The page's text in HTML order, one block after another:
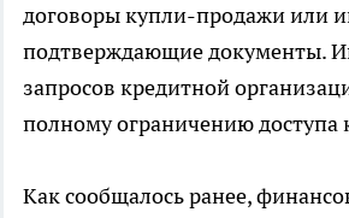
договоры купли-продажи или
подтверждающие документы.
запросов кредитной
полному ограничению доступа
Как сообщалось ранее,